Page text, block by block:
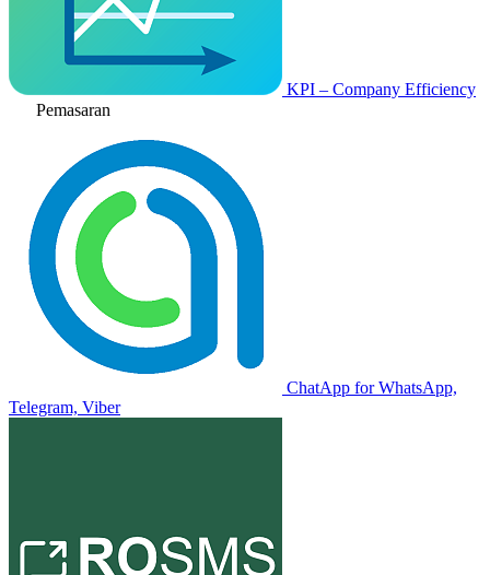
KPI – Company Efficiency
Pemasaran
ChatApp for WhatsApp,
Telegram, Viber